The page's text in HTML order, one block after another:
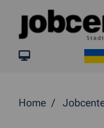
Springe direkt zum
Home